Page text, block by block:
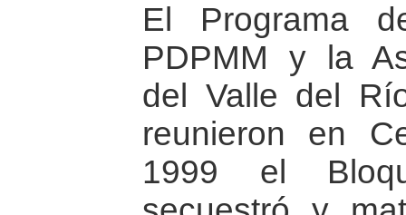
El Programa
PDPMM y la
del Valle del
reunieron en
1999 el